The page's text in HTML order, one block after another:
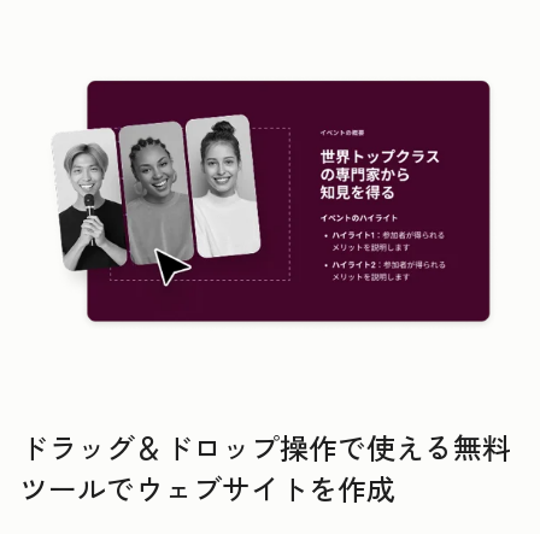
ドラッグ＆ドロップ操作で使える無料
ツールでウェブサイトを作成